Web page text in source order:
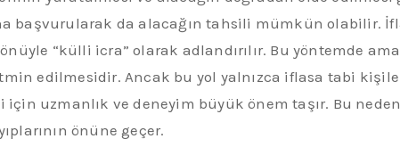
başvurularak da alacağın tahsili mümkün olabilir.
“külli icra” olarak adlandırılır. Bu yöntemde
edilmesidir. Ancak bu yol yalnızca iflasa tabi
uzmanlık ve deneyim büyük önem taşır. Bu
önüne geçer.